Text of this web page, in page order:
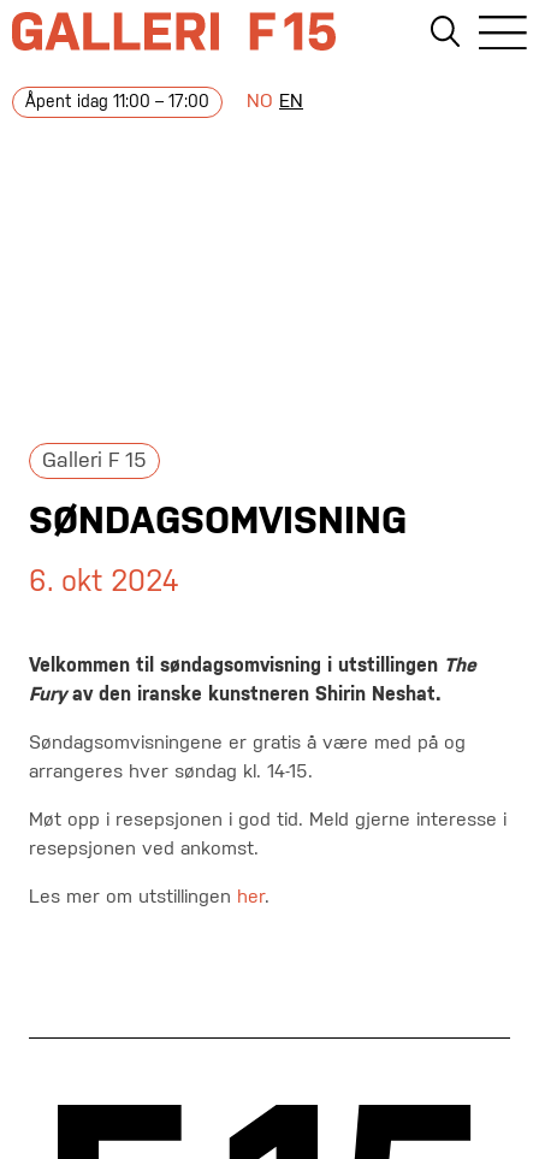
Åpent idag 11:00 – 17:00 NO EN
Galleri F 15
SØNDAGSOMVISNING
6. okt 2024
Velkommen til søndagsomvisning i utstillingen The
Furyav den iranske kunstneren Shirin Neshat.
Søndagsomvisningene er gratis å være med på og
arrangeres hver søndag kl. 14-15.
Møt opp i resepsjonen i god tid. Meld gjerne interesse i
resepsjonen ved ankomst.
Les mer om utstillingen her.